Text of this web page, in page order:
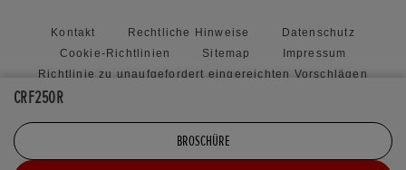
CRF250R
BROSCHÜRE
Kontakt Rechtliche Hinweise
Datenschutz
Cookie-Richtlinien
Sitemap
Impressum
Richtlinie zu unaufgefordert eingereichten Vorschlägen
Honda RoadSync Connected Services and Products